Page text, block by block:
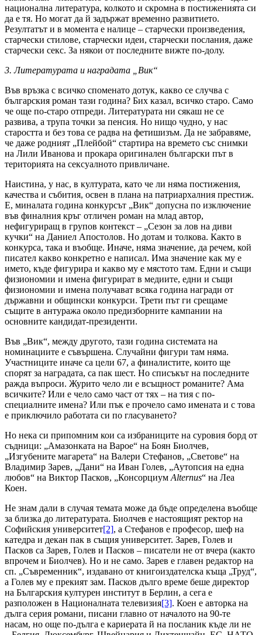
национална литература, колкото и скромна в постиженията си
да е тя. Но могат да й задържат временно развитието.
Резултатът и в момента е налице – старчески произведения,
старчески стилове, старчески идеи, старчески послания, даже
старчески секс. За някои от последните вижте по-долу.
3. Литературата и наградата „Вик“
Във връзка с всичко споменато дотук, какво се случва с
българския роман тази година? Бих казал, всичко старо. Само
че още по-старо отпреди. Литературата ни сякаш не се
развива, а трупа точки за пенсия. Но нищо чудно, у нас
старостта и без това се радва на фетишизъм. Да не забравяме,
че даже родният „Плейбой“ стартира на времето със снимки
на Лили Иванова и прокара оригинален български път в
територията на сексуалното привличане.
Наистина, у нас, в културата, като че ли няма постижения,
качества и събития, освен в плана на патриархалния престиж.
Е, миналата година конкурсът „Вик“ допусна по изключение
във финалния кръг отличен роман на млад автор,
нефигуриращ в групов контекст – „Сезон за лов на диви
кучки“ на Даниел Апостолов. Но дотам и толкова. Както в
конкурса, така и въобще. Иначе, няма значение, да речем, кой
писател какво конкретно е написал. Има значение как му е
името, къде фигурира и какво му е мястото там. Едни и същи
физиономии и имена фигурират в медиите, едни и същи
физиономии и имена получават всяка година награди от
държавни и общински конкурси. Трети път ги срещаме
същите в антуража около предизборните кампании на
основните кандидат-президенти.
Във „Вик“, между другото, тази година системата на
номинациите е съвършена. Случайни фигури там няма.
Участниците иначе са цели 67, а финалистите, които ще
спорят за наградата, са пак шест. Но списъкът на последните
ражда въпроси. Журито чело ли е всъщност романите? Ама
всичките? Или е чело само част от тях – на тия с по-
специалните имена? Или пък е прочело само имената и с това
е приключило работата си по гласуването?
Но нека си припомним кои са избраниците на суровия борд от
съдници: „Амазонката на Варое“ на Боян Биолчев,
„Изгубените магарета“ на Валери Стефанов, „Светове“ на
Владимир Зарев, „Дани“ на Иван Голев, „Аутопсия на една
любов“ на Виктор Пасков, „Консорциум Alternus“ на Леа
Коен.
Не знам дали в случая темата може да бъде определена въобще
за близка до литературата. Биолчев е настоящият ректор на
Софийския университет[2], а Стефанов е професор, шеф на
катедра и декан пак в същия университет. Зарев, Голев и
Пасков са Зарев, Голев и Пасков – писатели не от вчера (както
впрочем и Биолчев). Но и не само. Зарев е главен редактор на
сп. „Съвременник“, издавано от книгоиздателска къща „Труд“,
а Голев му е прекият зам. Пасков дълго време беше директор
на Българския културен институт в Берлин, а сега е
разположен в Националната телевизия[3]. Коен е авторка на
дълга серия романи, писани главно от началото на 90-те
насам, но още по-дълга е кариерата й на посланик къде ли не